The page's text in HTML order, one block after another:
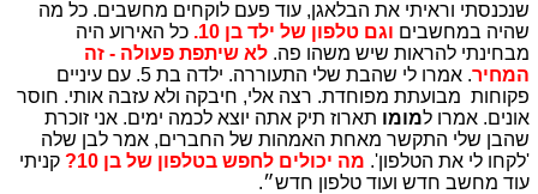
שנכנסתי וראיתי את הבלאגן, עוד פעם לוקחים מחשבים. כל מה
שהיה במחשבים וגם טלפון של ילד בן 10.
כל האירוע היה
מבחינתי להראות שיש משהו פה. לא שיתפת פעולה - זה
המחיר
. אמרו לי שהבת שלי התעוררה. ילדה בת 5. עם עיניים
פקוחות מבועתת מפוחדת. רצה אלי, חיבקה ולא עזבה אותי. חוסר
אונים. אמרו למומו תארוז תיק אתה יוצא לכמה ימים. אני זוכרת
שהבן שלי התקשר מאחת האמהות של החברים, אמר לבן שלה
'לקחו לי את הטלפון'. מה יכולים לחפש בטלפון של בן 10?
קניתי
עוד מחשב חדש ועוד טלפון חדש״.